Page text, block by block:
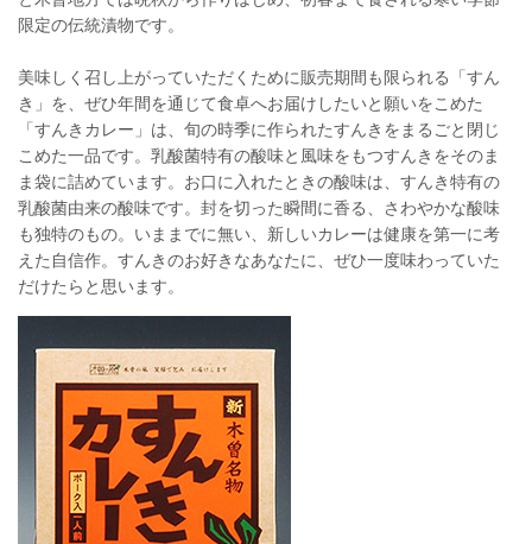
限定の伝統漬物です。
美味しく召し上がっていただくために販売期間も限られる「すん
き」を、ぜひ年間を通じて食卓へお届けしたいと願いをこめた
「すんきカレー」は、旬の時季に作られたすんきをまるごと閉じ
こめた一品です。乳酸菌特有の酸味と風味をもつすんきをそのま
ま袋に詰めています。お口に入れたときの酸味は、すんき特有の
乳酸菌由来の酸味です。封を切った瞬間に香る、さわやかな酸味
も独特のもの。いままでに無い、新しいカレーは健康を第一に考
えた自信作。すんきのお好きなあなたに、ぜひ一度味わっていた
だけたらと思います。